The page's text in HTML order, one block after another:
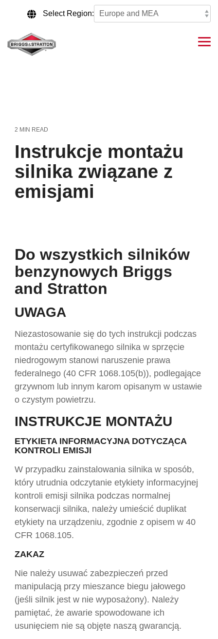
content.
Select Region:
2 MIN READ
Instrukcje montażu
silnika związane z
emisjami
Do wszystkich silników
benzynowych Briggs
and Stratton
UWAGA
Niezastosowanie się do tych instrukcji podczas
montażu certyfikowanego silnika w sprzęcie
niedrogowym stanowi naruszenie prawa
federalnego (40 CFR 1068.105(b)), podlegające
grzywnom lub innym karom opisanym w ustawie
o czystym powietrzu.
INSTRUKCJE MONTAŻU
ETYKIETA INFORMACYJNA DOTYCZĄCA
KONTROLI EMISJI
W przypadku zainstalowania silnika w sposób,
który utrudnia odczytanie etykiety informacyjnej
kontroli emisji silnika podczas normalnej
konserwacji silnika, należy umieścić duplikat
etykiety na urządzeniu, zgodnie z opisem w 40
CFR 1068.105.
ZAKAZ
Nie należy usuwać zabezpieczeń przed
manipulacją przy mieszance biegu jałowego
(jeśli silnik jest w nie wyposażony). Należy
pamiętać, że awarie spowodowane ich
usunięciem nie są objęte naszą gwarancją.